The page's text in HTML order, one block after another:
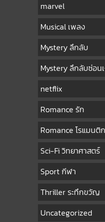
marvel
Musical เพลง
Mystery ลึกลับ
Mystery ลึกลับซ่อน
netflix
Romance รัก
Romance โรแมนติก
Sci-Fi วิทยาศาสตร์
Sport กีฬา
Thriller ระทึกขวัญ
Uncategorized